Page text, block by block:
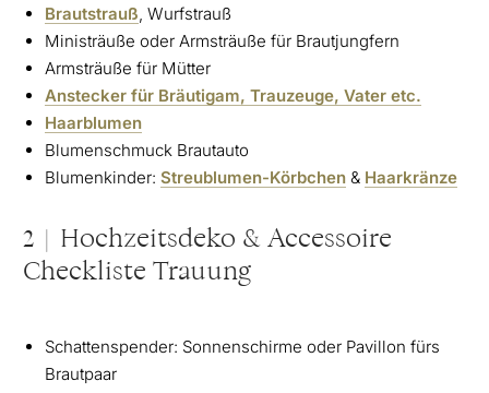
Brautstrauß, Wurfstrauß
Ministräuße oder Armsträuße für Brautjungfern
Armsträuße für Mütter
Anstecker für Bräutigam, Trauzeuge, Vater etc.
Haarblumen
Blumenschmuck Brautauto
Blumenkinder: Streublumen-Körbchen & Haarkränze
2 | Hochzeitsdeko & Accessoire
Checkliste Trauung
Schattenspender: Sonnenschirme oder Pavillon fürs
Brautpaar